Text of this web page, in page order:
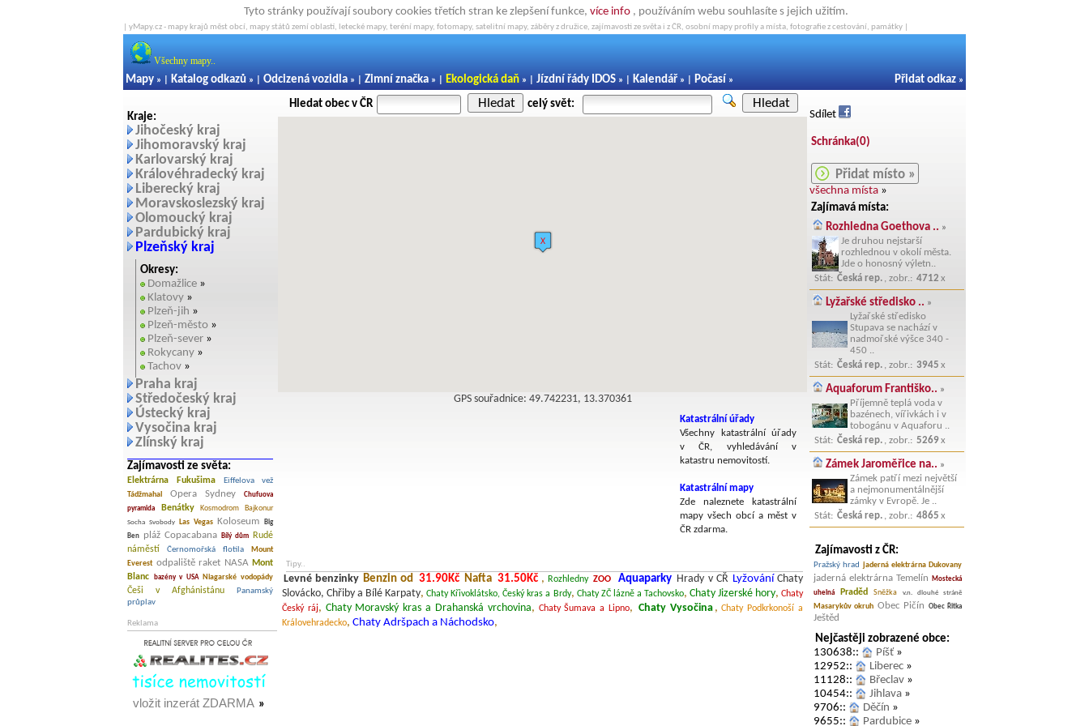
Tyto stránky používají soubory cookies třetích stran ke zlepšení funkce, více info , používáním webu souhlasíte s jejich užitím.
| yMapy.cz - mapy krajů měst obcí, mapy států zemí oblastí, letecké mapy, teréní mapy, fotomapy, satelitní mapy, záběry z družice, zajímavosti ze světa i z ČR, osobní mapy profily a místa, fotografie z cestování, památky |
Všechny mapy..
Mapy » | Katalog odkazů » | Odcizená vozidla » | Zimní značka » | Ekologická daň » | Jízdní řády IDOS » | Kalendář » | Počasí » Přidat odkaz »
Kraje:
Jihočeský kraj
Jihomoravský kraj
Karlovarský kraj
Královéhradecký kraj
Liberecký kraj
Moravskoslezský kraj
Olomoucký kraj
Pardubický kraj
Plzeňský kraj
Okresy:
Domažlice »
Klatovy »
Plzeň-jih »
Plzeň-město »
Plzeň-sever »
Rokycany »
Tachov »
Praha kraj
Středočeský kraj
Ústecký kraj
Vysočina kraj
Zlínský kraj
Zajímavosti ze světa:
Elektrárna Fukušima
Eiffelova vež
Tádžmahal
Opera Sydney
Chufuova
pyramida
Benátky Kosmodrom Bajkonur
Socha Svobody Las Vegas Koloseum
Big
Ben
pláž Copacabana Bílý dům
Rudé
náměstí
Černomořská flotila
Mount
Everest odpaliště raket NASA Mont
Blanc
bazény v USA Niagarské vodopády
Češi v Afghánistánu
Panamský
průplav
Reklama
vložit inzerát ZDARMA »
Hledat obec v ČR Hledat celý svět: Hledat
GPS souřadnice: 49.742231, 13.370361
Katastrální úřady
Všechny katastrální úřady
v ČR, vyhledávání v
katastru nemovitostí.
Katastrální mapy
Zde naleznete katastrální
mapy všech obcí a měst v
ČR zdarma.
Tipy..
Levné benzinky Benzin od 31.90Kč Nafta 31.50Kč ,Rozhledny ZOO Aquaparky Hrady v CŘ Lyžování Chaty
Slovácko, Chřiby a Bílé Karpaty,Chaty Křivoklátsko, Český kras a Brdy, Chaty ZČ lázně a Tachovsko, Chaty Jizerské hory,Chaty
Český ráj, Chaty Moravský kras a Drahanská vrchovina, Chaty Šumava a Lipno, Chaty Vysočina ,Chaty Podkrkonoší a
Královehradecko, Chaty Adršpach a Náchodsko,
Sdílet
Schránka(0)
Přidat místo »
všechna místa »
Zajímavá místa:
Rozhledna Goethova .. »
Je druhou nejstarší
rozhlednou v okolí města.
Jde o honosný výletn..
Stát: Česká rep. , zobr.: 4712 x
Lyžařské středisko .. »
Lyžařské středisko
Stupava se nachází v
nadmořské výšce 340 -
450 ..
Stát: Česká rep. , zobr.: 3945 x
Aquaforum Františko.. »
Příjemně teplá voda v
bazénech, vířivkách i v
tobogánu v Aquaforu ..
Stát: Česká rep. , zobr.: 5269x
Zámek Jaroměřice na.. »
Zámek patří mezi největší
a nejmonumentálnější
zámky v Evropě. Je ..
Stát: Česká rep. , zobr.: 4865 x
Zajímavosti z ČR:
Pražský hrad jaderná elektrárna Dukovany
jaderná elektrárna Temelín
Mostecká
uhelná
Praděd Sněžka v.n. dlouhé stráně
Masarykův okruh Obec Pičín Obec Řitka
Ještěd
Nejčastěji zobrazené obce:
130638::
Píšť »
12952::
Liberec »
11128::
Břeclav »
10454::
Jihlava »
9706::
Děčín »
9655::
Pardubice »